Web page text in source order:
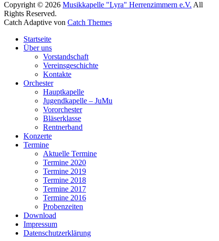
Copyright © 2026 Musikkapelle "Lyra" Herrenzimmern e.V. All
Rights Reserved.
Catch Adaptive von Catch Themes
oben
scrollen
Startseite
Über uns
Vorstandschaft
Vereinsgeschichte
Kontakte
Orchester
Hauptkapelle
Jugendkapelle – JuMu
Vororchester
Bläserklasse
Rentnerband
Konzerte
Termine
Aktuelle Termine
Termine 2020
Termine 2019
Termine 2018
Termine 2017
Termine 2016
Probenzeiten
Download
Impressum
Datenschutzerklärung